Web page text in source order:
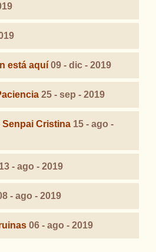
está aquí 09 - dic - 2019
25 - sep - 2019
Senpai Cristina 15 - ago -
13 - ago - 2019
- ago - 2019
06 - ago - 2019